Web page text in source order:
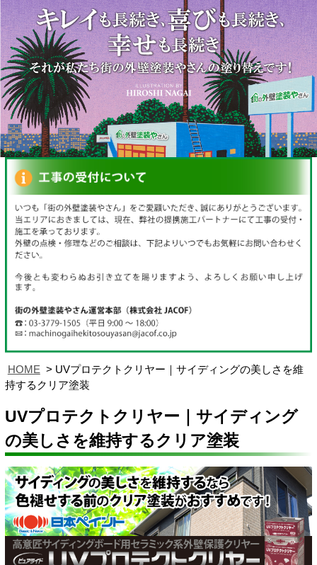
HOME
UVプロテクトクリヤー｜サイディングの美しさを維
持するクリア塗装
UVプロテクトクリヤー｜サイディング
の美しさを維持するクリア塗装